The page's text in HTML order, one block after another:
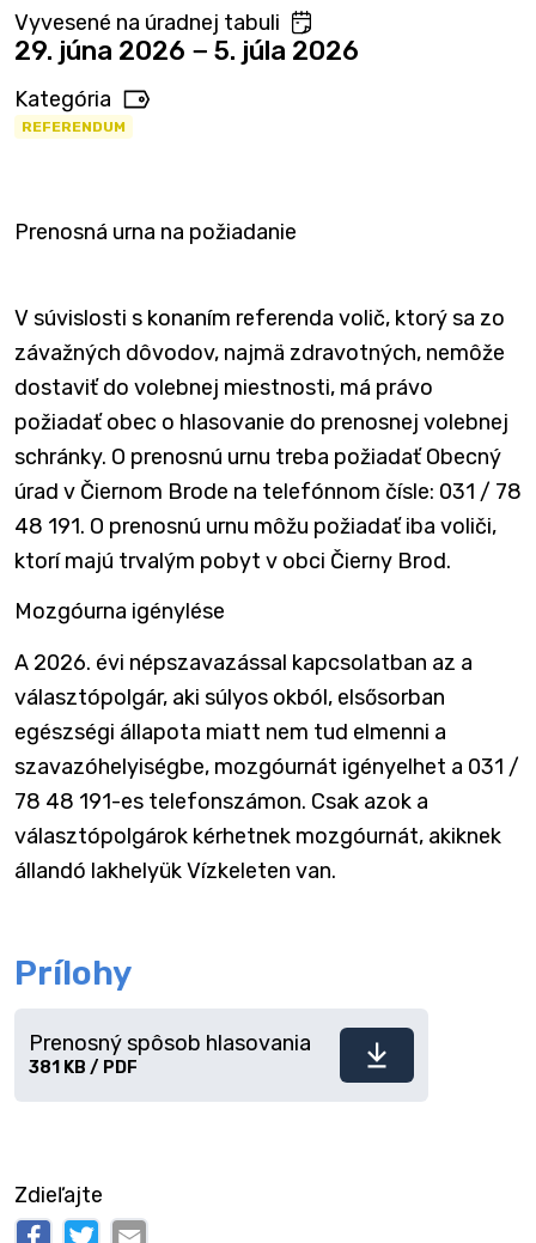
Vyvesené na úradnej tabuli
29. júna 2026 − 5. júla 2026
Kategória
REFERENDUM
Prenosná urna na požiadanie
V súvislosti s konaním referenda volič, ktorý sa zo
závažných dôvodov, najmä zdravotných, nemôže
dostaviť do volebnej miestnosti, má právo
požiadať obec o hlasovanie do prenosnej volebnej
schránky. O prenosnú urnu treba požiadať Obecný
úrad v Čiernom Brode na telefónnom čísle: 031 / 78
48 191. O prenosnú urnu môžu požiadať iba voliči,
ktorí majú trvalým pobyt v obci Čierny Brod.
Mozgóurna igénylése
A 2026. évi népszavazással kapcsolatban az a
választópolgár, aki súlyos okból, elsősorban
egészségi állapota miatt nem tud elmenni a
szavazóhelyiségbe, mozgóurnát igényelhet a 031 /
78 48 191-es telefonszámon. Csak azok a
választópolgárok kérhetnek mozgóurnát, akiknek
állandó lakhelyük Vízkeleten van.
Prílohy
Stiahnuť
Prenosný spôsob hlasovania
381 KB / PDF
Zdieľajte